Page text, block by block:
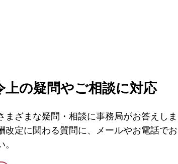
上の疑問やご相談に対応
まざまな疑問・相談に事務局がお答えしま
改定に関わる質問に、メールやお電話でお